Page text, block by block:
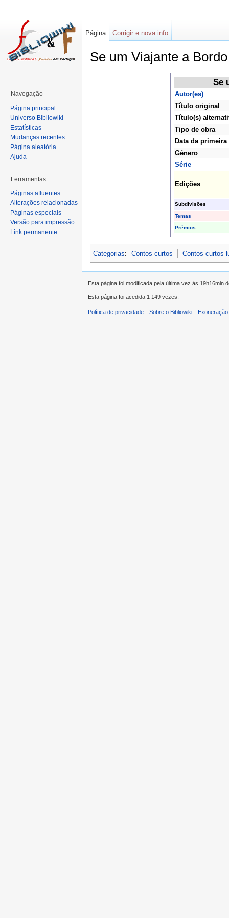
Se um Viajante a
Se
Autor(es)
Título original
Título(s)
Tipo de obra
Data da primeira
Género
Série
Edições
Subdivisões
Temas
Prémios
Categorias: Contos curtos Contos curtos
Página Corrigir e nova info
Navegação
Página principal
Universo Bibliowiki
Estatísticas
Mudanças recentes
Página aleatória
Ajuda
Ferramentas
Páginas afluentes
Alterações relacionadas
Páginas especiais
Versão para impressão
Link permanente
Esta página foi modificada pela última vez às 19h16min
Esta página foi acedida 1 149 vezes.
Política de privacidade Sobre o Bibliowiki